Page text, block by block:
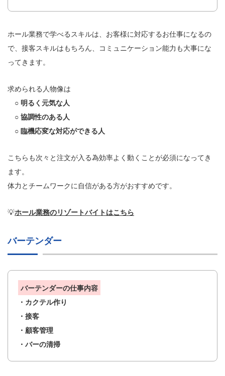
ホール業務で学べるスキルは、お客様に対応するお仕事になるの
で、接客スキルはもちろん、コミュニケーション能力も大事にな
ってきます。
求められる人物像は
○ 明るく元気な人
○ 協調性のある人
○ 臨機応変な対応ができる人
こちらも次々と注文が入る為効率よく動くことが必須になってき
ます。
体力とチームワークに自信がある方がおすすめです。
💡ホール業務のリゾートバイトはこちら
バーテンダー
バーテンダーの仕事内容
・カクテル作り
・接客
・顧客管理
・バーの清掃